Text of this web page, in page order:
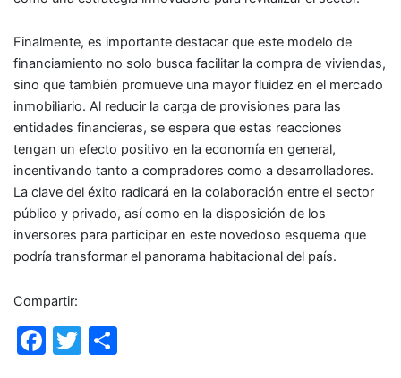
Finalmente, es importante destacar que este modelo de
financiamiento no solo busca facilitar la compra de viviendas,
sino que también promueve una mayor fluidez en el mercado
inmobiliario. Al reducir la carga de provisiones para las
entidades financieras, se espera que estas reacciones
tengan un efecto positivo en la economía en general,
incentivando tanto a compradores como a desarrolladores.
La clave del éxito radicará en la colaboración entre el sector
público y privado, así como en la disposición de los
inversores para participar en este novedoso esquema que
podría transformar el panorama habitacional del país.
Compartir:
F
T